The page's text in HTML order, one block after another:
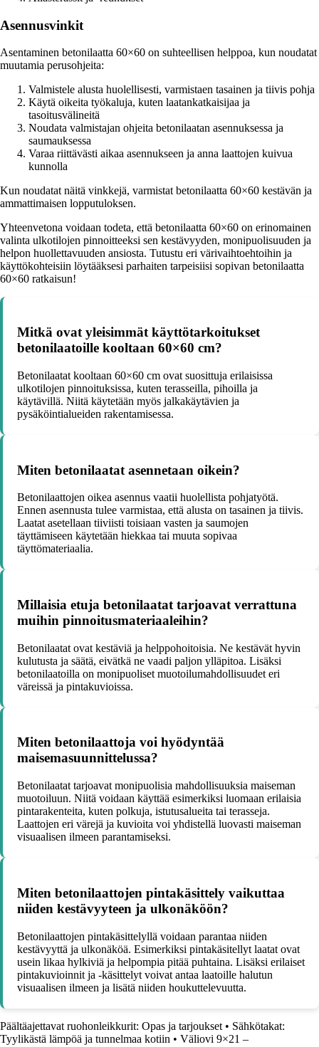
Asennusvinkit
Asentaminen betonilaatta 60×60 on suhteellisen helppoa, kun noudatat
muutamia perusohjeita:
Valmistele alusta huolellisesti, varmistaen tasainen ja tiivis pohja
Käytä oikeita työkaluja, kuten laatankatkaisijaa ja
tasoitusvälineitä
Noudata valmistajan ohjeita betonilaatan asennuksessa ja
saumauksessa
Varaa riittävästi aikaa asennukseen ja anna laattojen kuivua
kunnolla
Kun noudatat näitä vinkkejä, varmistat betonilaatta 60×60 kestävän ja
ammattimaisen lopputuloksen.
Yhteenvetona voidaan todeta, että betonilaatta 60×60 on erinomainen
valinta ulkotilojen pinnoitteeksi sen kestävyyden, monipuolisuuden ja
helpon huollettavuuden ansiosta. Tutustu eri värivaihtoehtoihin ja
käyttökohteisiin löytääksesi parhaiten tarpeisiisi sopivan betonilaatta
60×60 ratkaisun!
Mitkä ovat yleisimmät käyttötarkoitukset
betonilaatoille kooltaan 60×60 cm?
Betonilaatat kooltaan 60×60 cm ovat suosittuja erilaisissa
ulkotilojen pinnoituksissa, kuten terasseilla, pihoilla ja
käytävillä. Niitä käytetään myös jalkakäytävien ja
pysäköintialueiden rakentamisessa.
Miten betonilaatat asennetaan oikein?
Betonilaattojen oikea asennus vaatii huolellista pohjatyötä.
Ennen asennusta tulee varmistaa, että alusta on tasainen ja tiivis.
Laatat asetellaan tiiviisti toisiaan vasten ja saumojen
täyttämiseen käytetään hiekkaa tai muuta sopivaa
täyttömateriaalia.
Millaisia etuja betonilaatat tarjoavat verrattuna
muihin pinnoitusmateriaaleihin?
Betonilaatat ovat kestäviä ja helppohoitoisia. Ne kestävät hyvin
kulutusta ja säätä, eivätkä ne vaadi paljon ylläpitoa. Lisäksi
betonilaatoilla on monipuoliset muotoilumahdollisuudet eri
väreissä ja pintakuvioissa.
Miten betonilaattoja voi hyödyntää
maisemasuunnittelussa?
Betonilaatat tarjoavat monipuolisia mahdollisuuksia maiseman
muotoiluun. Niitä voidaan käyttää esimerkiksi luomaan erilaisia
pintarakenteita, kuten polkuja, istutusalueita tai terasseja.
Laattojen eri värejä ja kuvioita voi yhdistellä luovasti maiseman
visuaalisen ilmeen parantamiseksi.
Miten betonilaattojen pintakäsittely vaikuttaa
niiden kestävyyteen ja ulkonäköön?
Betonilaattojen pintakäsittelyllä voidaan parantaa niiden
kestävyyttä ja ulkonäköä. Esimerkiksi pintakäsitellyt laatat ovat
usein likaa hylkiviä ja helpompia pitää puhtaina. Lisäksi erilaiset
pintakuvioinnit ja -käsittelyt voivat antaa laatoille halutun
visuaalisen ilmeen ja lisätä niiden houkuttelevuutta.
Päältäajettavat ruohonleikkurit: Opas ja tarjoukset • Sähkötakat:
Tyylikästä lämpöä ja tunnelmaa kotiin • Väliovi 9×21 –